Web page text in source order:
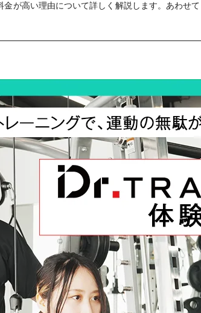
が高い理由について詳しく解説します。あわせ